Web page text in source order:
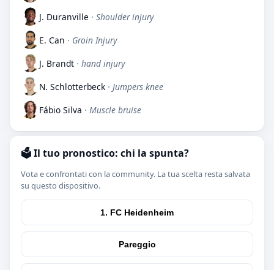
J. Duranville · Shoulder injury
E. Can · Groin Injury
J. Brandt · hand injury
N. Schlotterbeck · Jumpers knee
Fábio Silva · Muscle bruise
🗳️ Il tuo pronostico: chi la spunta?
Vota e confrontati con la community. La tua scelta resta salvata
su questo dispositivo.
1. FC Heidenheim
Pareggio